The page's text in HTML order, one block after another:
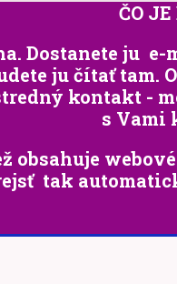
ČO
Dostanete ju
ju čítať
kontakt -
s Vami
tak